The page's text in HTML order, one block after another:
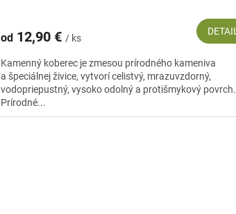
od 12,90 € / ks
DETAIL
Kamenný koberec je zmesou prírodného kameniva
a špeciálnej živice, vytvorí celistvý, mrazuvzdorný,
vodopriepustný, vysoko odolný a protišmykový povrch.
Prírodné...